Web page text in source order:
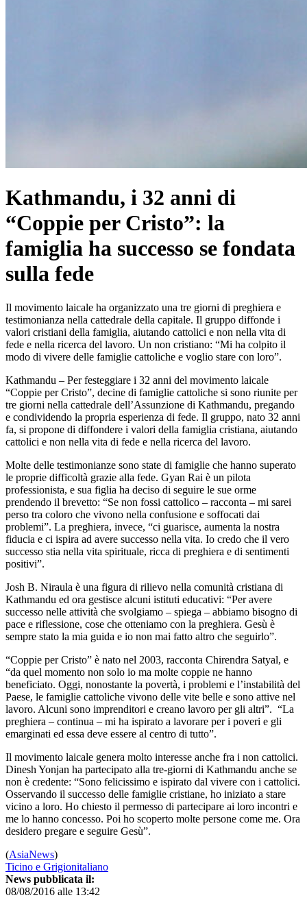
Kathmandu, i 32 anni di
“Coppie per Cristo”: la
famiglia ha successo se fondata
sulla fede
Il movimento laicale ha organizzato una tre giorni di preghiera e
testimonianza nella cattedrale della capitale. Il gruppo diffonde i
valori cristiani della famiglia, aiutando cattolici e non nella vita di
fede e nella ricerca del lavoro. Un non cristiano: “Mi ha colpito il
modo di vivere delle famiglie cattoliche e voglio stare con loro”.
Kathmandu – Per festeggiare i 32 anni del movimento laicale
“Coppie per Cristo”, decine di famiglie cattoliche si sono riunite per
tre giorni nella cattedrale dell’Assunzione di Kathmandu, pregando
e condividendo la propria esperienza di fede. Il gruppo, nato 32 anni
fa, si propone di diffondere i valori della famiglia cristiana, aiutando
cattolici e non nella vita di fede e nella ricerca del lavoro.
Molte delle testimonianze sono state di famiglie che hanno superato
le proprie difficoltà grazie alla fede. Gyan Rai è un pilota
professionista, e sua figlia ha deciso di seguire le sue orme
prendendo il brevetto: “Se non fossi cattolico – racconta – mi sarei
perso tra coloro che vivono nella confusione e soffocati dai
problemi”. La preghiera, invece, “ci guarisce, aumenta la nostra
fiducia e ci ispira ad avere successo nella vita. Io credo che il vero
successo stia nella vita spirituale, ricca di preghiera e di sentimenti
positivi”.
Josh B. Niraula è una figura di rilievo nella comunità cristiana di
Kathmandu ed ora gestisce alcuni istituti educativi: “Per avere
successo nelle attività che svolgiamo – spiega – abbiamo bisogno di
pace e riflessione, cose che otteniamo con la preghiera. Gesù è
sempre stato la mia guida e io non mai fatto altro che seguirlo”.
“Coppie per Cristo” è nato nel 2003, racconta Chirendra Satyal, e
“da quel momento non solo io ma molte coppie ne hanno
beneficiato. Oggi, nonostante la povertà, i problemi e l’instabilità del
Paese, le famiglie cattoliche vivono delle vite belle e sono attive nel
lavoro. Alcuni sono imprenditori e creano lavoro per gli altri”. “La
preghiera – continua – mi ha ispirato a lavorare per i poveri e gli
emarginati ed essa deve essere al centro di tutto”.
Il movimento laicale genera molto interesse anche fra i non cattolici.
Dinesh Yonjan ha partecipato alla tre-giorni di Kathmandu anche se
non è credente: “Sono felicissimo e ispirato dal vivere con i cattolici.
Osservando il successo delle famiglie cristiane, ho iniziato a stare
vicino a loro. Ho chiesto il permesso di partecipare ai loro incontri e
me lo hanno concesso. Poi ho scoperto molte persone come me. Ora
desidero pregare e seguire Gesù”.
(AsiaNews)
Ticino e Grigionitaliano
News pubblicata il:
08/08/2016 alle 13:42